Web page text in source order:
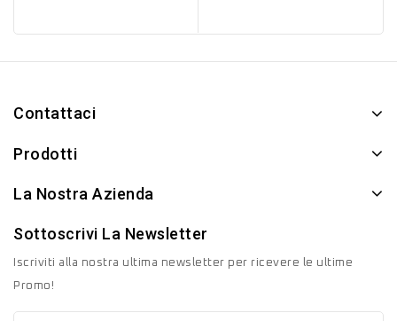
Contattaci
Prodotti
La Nostra Azienda
Sottoscrivi La Newsletter
Iscriviti alla nostra ultima newsletter per ricevere le ultime
Promo!